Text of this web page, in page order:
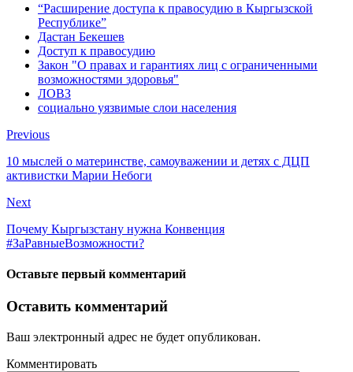
“Расширение доступа к правосудию в Кыргызской
Республике”
Дастан Бекешев
Доступ к правосудию
Закон "О правах и гарантиях лиц с ограниченными
возможностями здоровья"
ЛОВЗ
социально уязвимые слои населения
Previous
10 мыслей о материнстве, самоуважении и детях с ДЦП
активистки Марии Небоги
Next
Почему Кыргызстану нужна Конвенция
#ЗаРавныеВозможности?
Оставьте первый комментарий
Оставить комментарий
Ваш электронный адрес не будет опубликован.
Комментировать